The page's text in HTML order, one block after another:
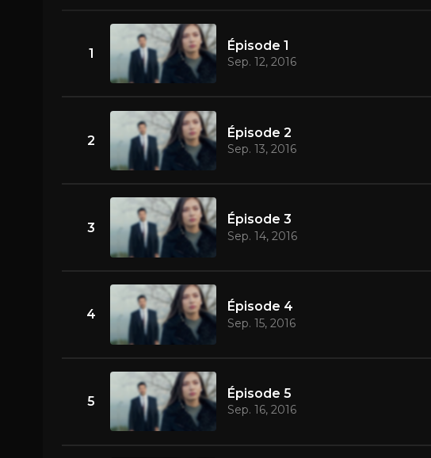
1
Épisode 1
Sep. 12, 2016
2
Épisode 2
Sep. 13, 2016
3
Épisode 3
Sep. 14, 2016
4
Épisode 4
Sep. 15, 2016
5
Épisode 5
Sep. 16, 2016